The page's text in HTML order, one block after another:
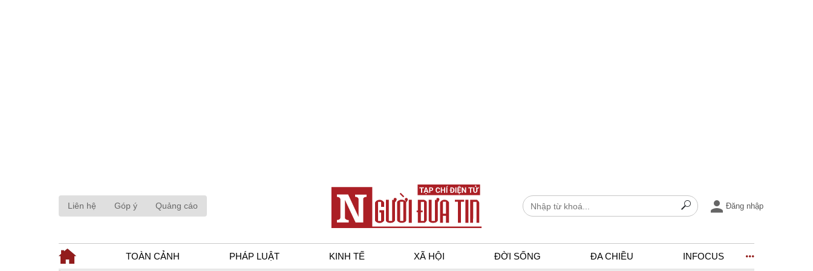
Liên hệ Góp ý Quảng cáo Đăng nhập
TOÀN CẢNH PHÁP LUẬT KINH TẾ XÃ HỘI ĐỜI SỐNG ĐA CHIỀU INFOCUS